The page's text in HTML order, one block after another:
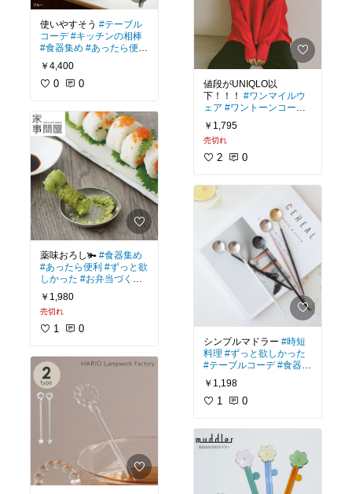
使いやすそう #テーブル
コーデ #キッチンの相棒
#食器集め #あったら便利
#時短料理
￥4,400
0 0
薬味おろし🫚 #食器集め
#あったら便利 #ずっと欲
しかった #お弁当づくり
#テーブルコーデ
￥1,980
売切れ
1 0
値段がUNIQLO以
下！！！ #ワンマイルウ
ェア #ワントーンコーデ
ージョン
￥1,795
売切れ
2 0
シンプルマドラー #時短
料理 #ずっと欲しかった
#テーブルコーデ #食器集
￥1,198
1 0